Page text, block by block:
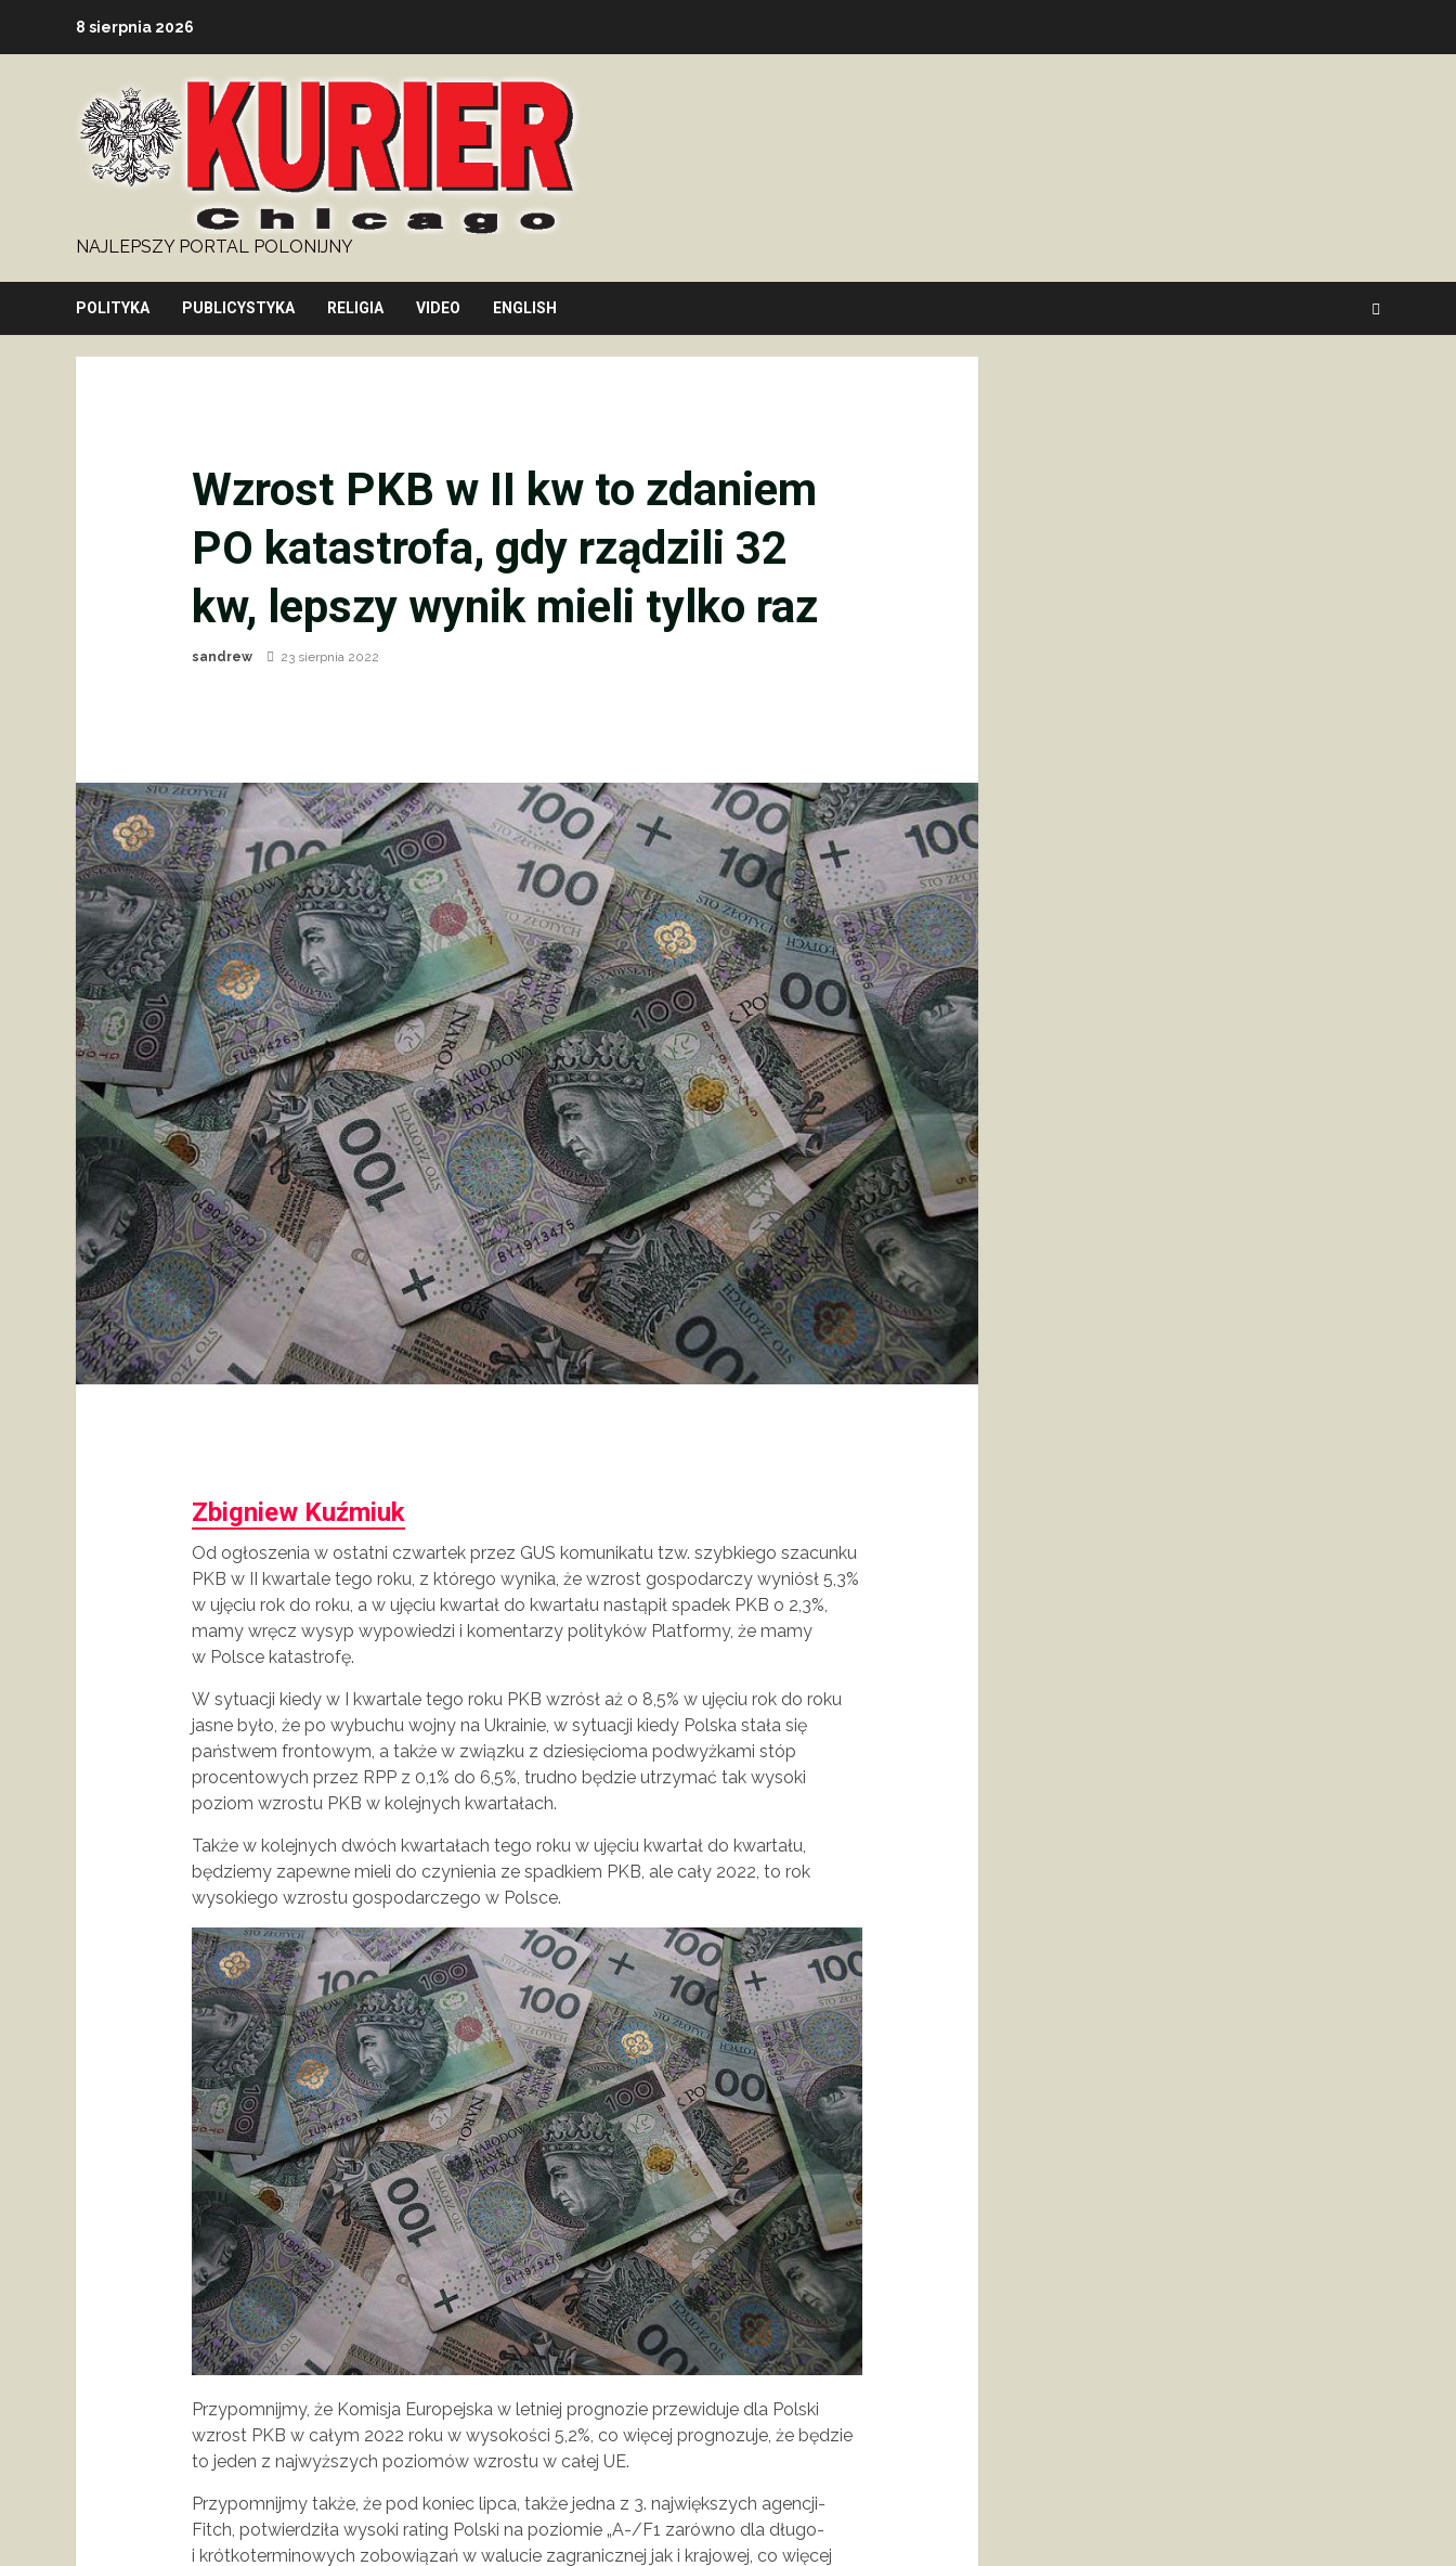
8 sierpnia 2026
NAJLEPSZY PORTAL POLONIJNY
POLITYKA PUBLICYSTYKA RELIGIA VIDEO ENGLISH
Wzrost PKB w II kw to zdaniem
PO katastrofa, gdy rządzili 32
kw, lepszy wynik mieli tylko raz
sandrew 23 sierpnia 2022
Zbigniew Kuźmiuk
Od ogłoszenia w ostatni czwartek przez GUS komunikatu tzw. szybkiego szacunku
PKB w II kwartale tego roku, z którego wynika, że wzrost gospodarczy wyniósł 5,3%
w ujęciu rok do roku, a w ujęciu kwartał do kwartału nastąpił spadek PKB o 2,3%,
mamy wręcz wysyp wypowiedzi i komentarzy polityków Platformy, że mamy
w Polsce katastrofę.
W sytuacji kiedy w I kwartale tego roku PKB wzrósł aż o 8,5% w ujęciu rok do roku
jasne było, że po wybuchu wojny na Ukrainie, w sytuacji kiedy Polska stała się
państwem frontowym, a także w związku z dziesięcioma podwyżkami stóp
procentowych przez RPP z 0,1% do 6,5%, trudno będzie utrzymać tak wysoki
poziom wzrostu PKB w kolejnych kwartałach.
Także w kolejnych dwóch kwartałach tego roku w ujęciu kwartał do kwartału,
będziemy zapewne mieli do czynienia ze spadkiem PKB, ale cały 2022, to rok
wysokiego wzrostu gospodarczego w Polsce.
Przypomnijmy, że Komisja Europejska w letniej prognozie przewiduje dla Polski
wzrost PKB w całym 2022 roku w wysokości 5,2%, co więcej prognozuje, że będzie
to jeden z najwyższych poziomów wzrostu w całej UE.
Przypomnijmy także, że pod koniec lipca, także jedna z 3. największych agencji-
Fitch, potwierdziła wysoki rating Polski na poziomie „A-/F1 zarówno dla długo-
i krótkoterminowych zobowiązań w walucie zagranicznej jak i krajowej, co więcej